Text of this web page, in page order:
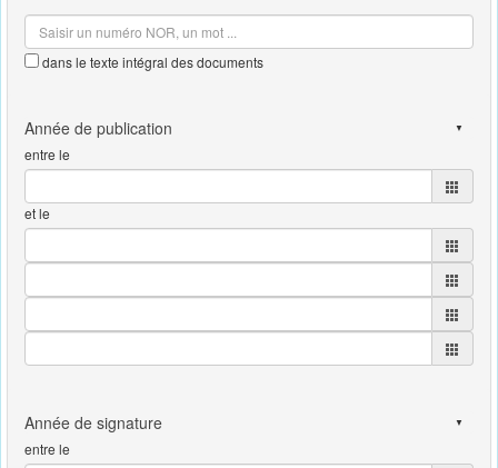
dans le texte intégral des documents
entre le
et le
entre le